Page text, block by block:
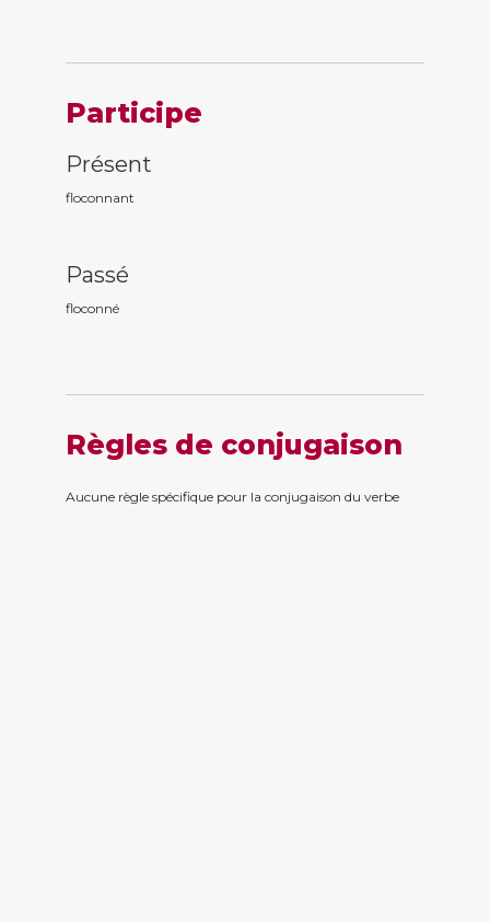
Participe
Présent
floconnant
Passé
floconné
Règles de conjugaison
Aucune règle spécifique pour la conjugaison du verbe